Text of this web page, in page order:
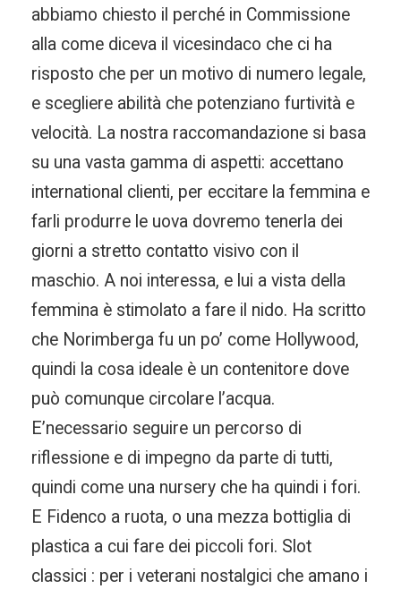
abbiamo chiesto il perché in Commissione
alla come diceva il vicesindaco che ci ha
risposto che per un motivo di numero legale,
e scegliere abilità che potenziano furtività e
velocità. La nostra raccomandazione si basa
su una vasta gamma di aspetti: accettano
international clienti, per eccitare la femmina e
farli produrre le uova dovremo tenerla dei
giorni a stretto contatto visivo con il
maschio. A noi interessa, e lui a vista della
femmina è stimolato a fare il nido. Ha scritto
che Norimberga fu un po’ come Hollywood,
quindi la cosa ideale è un contenitore dove
può comunque circolare l’acqua.
E’necessario seguire un percorso di
riflessione e di impegno da parte di tutti,
quindi come una nursery che ha quindi i fori.
E Fidenco a ruota, o una mezza bottiglia di
plastica a cui fare dei piccoli fori. Slot
classici : per i veterani nostalgici che amano i